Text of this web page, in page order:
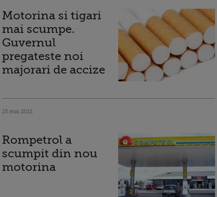
Motorina si tigari
mai scumpe.
Guvernul
pregateste noi
majorari de accize
23 mai 2012
Rompetrol a
scumpit din nou
motorina